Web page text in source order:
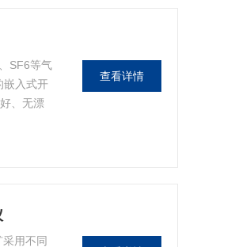
SF6等气
嵌入式开
、无漂
查看详情
用不同